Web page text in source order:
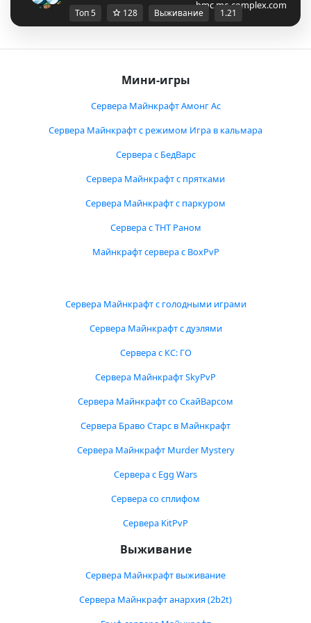
bmc.mc-complex.com
Топ 5 128 Выживание 1.21
Мини-игры
Сервера Майнкрафт Амонг Ас
Сервера Майнкрафт с режимом Игра в кальмара
Сервера с БедВарс
Сервера Майнкрафт с прятками
Сервера Майнкрафт с паркуром
Сервера с ТНТ Раном
Майнкрафт сервера с BoxPvP
Сервера Майнкрафт с голодными играми
Сервера Майнкрафт с дуэлями
Сервера с КС: ГО
Сервера Майнкрафт SkyPvP
Сервера Майнкрафт со СкайВарсом
Сервера Браво Старс в Майнкрафт
Сервера Майнкрафт Murder Mystery
Сервера с Egg Wars
Сервера со сплифом
Сервера KitPvP
Выживание
Сервера Майнкрафт выживание
Сервера Майнкрафт анархия (2b2t)